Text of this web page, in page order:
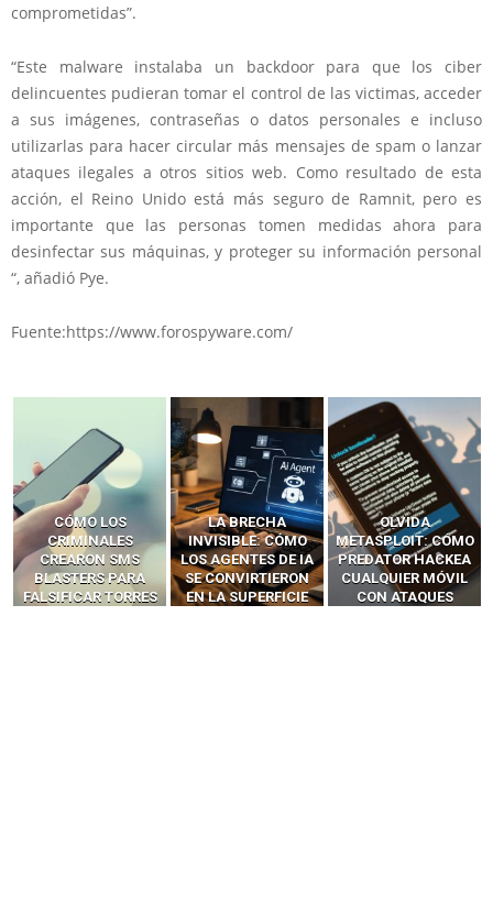
comprometidas”.
“Este malware instalaba un backdoor para que los ciber
delincuentes pudieran tomar el control de las victimas, acceder
a sus imágenes, contraseñas o datos personales e incluso
utilizarlas para hacer circular más mensajes de spam o lanzar
ataques ilegales a otros sitios web. Como resultado de esta
acción, el Reino Unido está más seguro de Ramnit, pero es
importante que las personas tomen medidas ahora para
desinfectar sus máquinas, y proteger su información personal
“, añadió Pye.
Fuente:https://www.forospyware.com/
LA BRECHA
INVISIBLE: CÓMO
LOS AGENTES DE IA
SE CONVIRTIERON
EN LA SUPERFICIE
OLVIDA
METASPLOIT: CÓMO
PREDATOR HACKEA
CUALQUIER MÓVIL
CON ATAQUES
CÓMO LOS HACKERS
INTERCEPTAN OTPS
Y LLAMADAS
MÓVILES SIN
‘HACKEAR’ — EL